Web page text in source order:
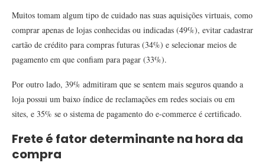
Muitos tomam algum tipo de cuidado nas suas aquisições virtuais, como
comprar apenas de lojas conhecidas ou indicadas (49%), evitar cadastrar
cartão de crédito para compras futuras (34%) e selecionar meios de
pagamento em que confiam para pagar (33%).
Por outro lado, 39% admitiram que se sentem mais seguros quando a
loja possui um baixo índice de reclamações em redes sociais ou em
sites, e 35% se o sistema de pagamento do e-commerce é certificado.
Frete é fator determinante na hora da
compra